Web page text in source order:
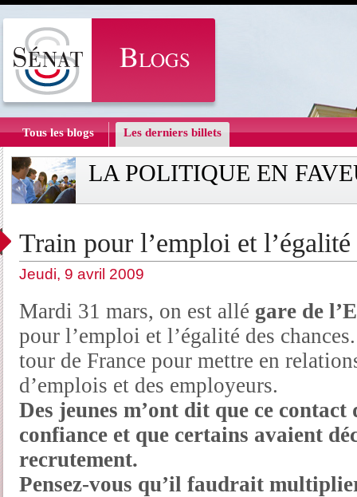
Tous les blogs Les derniers billets
LA POLITIQUE EN
Train pour l’emploi et l’égalité
Jeudi, 9 avril 2009
Mardi 31 mars, on est allé gare de
pour l’emploi et l’égalité des
tour de France pour mettre en
d’emplois et des employeurs.
Des jeunes m’ont dit que ce
confiance et que certains avaient
recrutement.
Pensez-vous qu’il faudrait